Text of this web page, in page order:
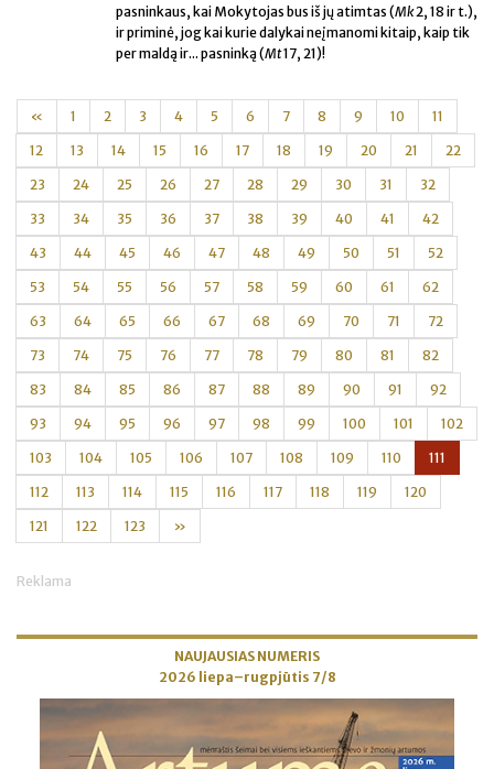
pasninkaus, kai Mokytojas bus iš jų atimtas (Mk2, 18 ir t.),
ir priminė, jog kai kurie dalykai neįmanomi kitaip, kaip tik
per maldą ir... pasninką (Mt17, 21)!
« 1 2 3 4 5 6 7 8 9 10 11
12 13 14 15 16 17 18 19 20 21 22
23 24 25 26 27 28 29 30 31 32
33 34 35 36 37 38 39 40 41 42
43 44 45 46 47 48 49 50 51 52
53 54 55 56 57 58 59 60 61 62
63 64 65 66 67 68 69 70 71 72
73 74 75 76 77 78 79 80 81 82
83 84 85 86 87 88 89 90 91 92
93 94 95 96 97 98 99 100 101 102
103 104 105 106 107 108 109 110 111
112 113 114 115 116 117 118 119 120
121 122 123 »
Reklama
NAUJAUSIAS NUMERIS
2026 liepa–rugpjūtis 7/8